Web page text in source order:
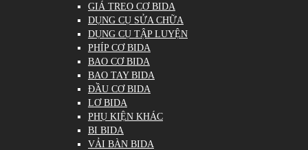
GIÁ TREO CƠ BIDA
DỤNG CỤ SỬA CHỮA
DỤNG CỤ TẬP LUYỆN
PHÍP CƠ BIDA
BAO CƠ BIDA
BAO TAY BIDA
ĐẦU CƠ BIDA
LƠ BIDA
PHỤ KIỆN KHÁC
BI BIDA
VẢI BÀN BIDA